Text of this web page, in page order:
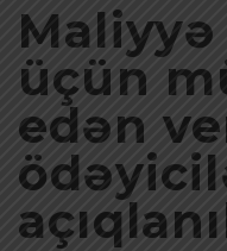
üçün
edən